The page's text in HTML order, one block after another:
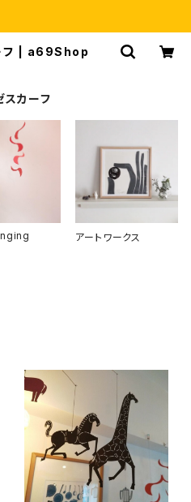
フ | a69Shop
スカーフ
アートワークス